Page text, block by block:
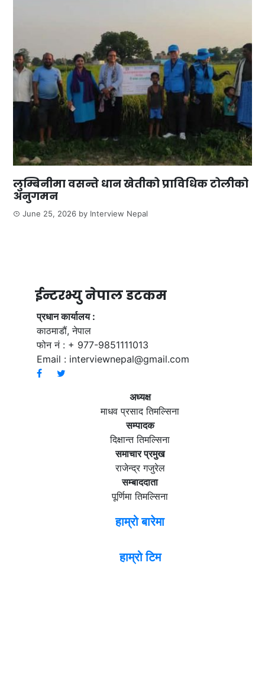
लुम्बिनीमा वसन्ते धान खेतीको प्राविधिक टोलीको
अनुगमन
June 25, 2026 by Interview Nepal
ईन्टरभ्यु नेपाल डटकम
प्रधान कार्यालय :
काठमाडौं, नेपाल
फोन नं : + 977-9851111013
Email : interviewnepal@gmail.com
अध्यक्ष
माधव प्रसाद तिमल्सिना
सम्पादक
दिक्षान्त तिमल्सिना
समाचार प्रमुख
राजेन्द्र गजुरेल
सम्बाददाता
पूर्णिमा तिमल्सिना
हाम्रो बारेमा
हाम्रो टिम